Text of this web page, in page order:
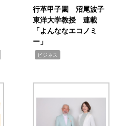
行革甲子園 沼尾波子
東洋大学教授 連載
「よんななエコノミ
ー」
ビジネス